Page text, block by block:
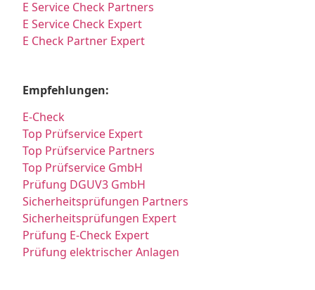
E Service Check Partners
E Service Check Expert
E Check Partner Expert
Empfehlungen:
E-Check
Top Prüfservice Expert
Top Prüfservice Partners
Top Prüfservice GmbH
Prüfung DGUV3 GmbH
Sicherheitsprüfungen Partners
Sicherheitsprüfungen Expert
Prüfung E-Check Expert
Prüfung elektrischer Anlagen